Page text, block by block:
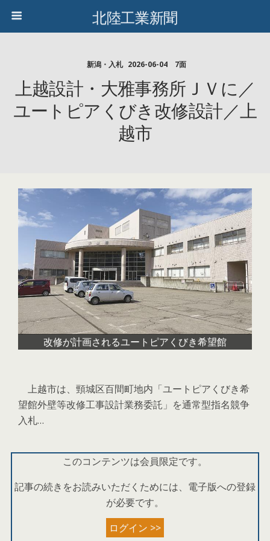
北陸工業新聞
新潟・入札 2026-06-04 7面
上越設計・大雅事務所ＪＶに／
ユートピアくびき改修設計／上
越市
改修が計画されるユートピアくびき希望館
上越市は、頸城区百間町地内「ユートピアくびき希
望館外壁等改修工事設計業務委託」を通常型指名競争
入札…
このコンテンツは会員限定です。
記事の続きをお読みいただくためには、電子版への登録
が必要です。
ログイン >>